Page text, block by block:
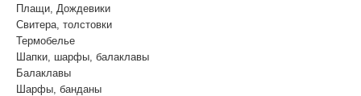
Плащи, Дождевики
Свитера, толстовки
Термобелье
Шапки, шарфы, балаклавы
Балаклавы
Шарфы, банданы